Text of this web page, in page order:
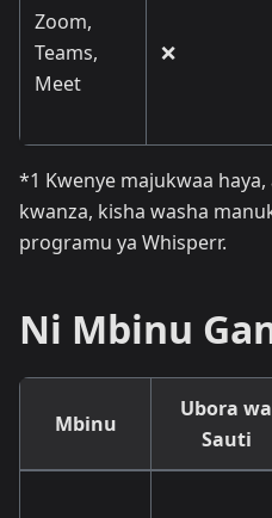
Zoom,
Teams,
Meet
❌
*1 Kwenye majukwaa
kwanza, kisha washa
programu ya Whisperr.
Ni Mbinu
Mbinu
Ubora wa
Sauti